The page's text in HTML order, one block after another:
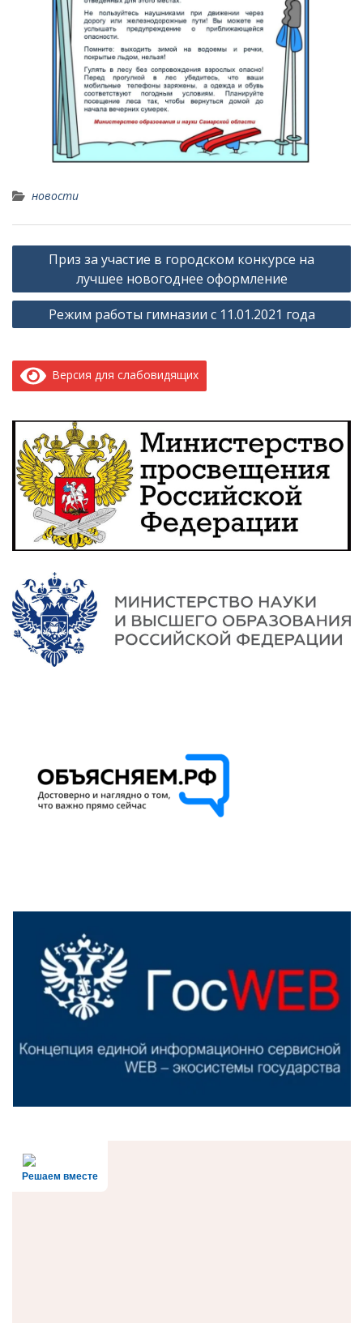
новости
Навигация
записям
Приз за участие в городском конкурсе на
лучшее новогоднее оформление
Режим работы гимназии с 11.01.2021 года
Версия для слабовидящих
Решаем вместе